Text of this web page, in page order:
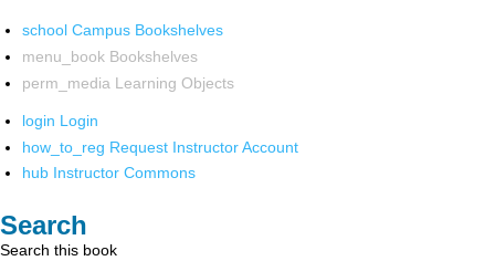
school Campus Bookshelves
menu_book Bookshelves
perm_media Learning Objects
login Login
how_to_reg Request Instructor Account
hub Instructor Commons
Search
Search this book